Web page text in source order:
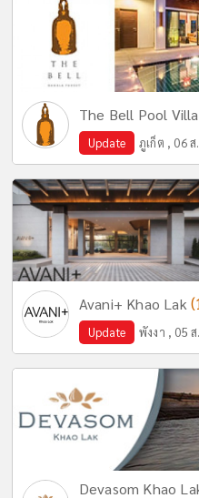
The Bell Pool
Update ภูเก็ต , 06
Avani+ Khao Lak
Update พังงา , 05
Devasom Khao